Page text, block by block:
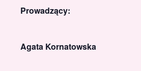
Prowadzący:
Agata Kornatowska